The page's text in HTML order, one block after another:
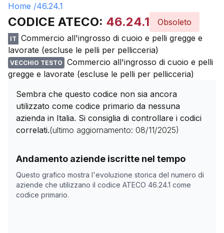
Home /46.24.1
CODICE ATECO: 46.24.1 Obsoleto
IT
Commercio all'ingrosso di cuoio e pelli gregge e
lavorate (escluse le pelli per pellicceria)
VECCHIO TESTO
Commercio all'ingrosso di cuoio e pelli
gregge e lavorate (escluse le pelli per pellicceria)
Sembra che questo codice non sia ancora
utilizzato come codice primario da nessuna
azienda in Italia. Si consiglia di controllare i codici
correlati.(ultimo aggiornamento: 08/11/2025)
Andamento aziende iscritte nel tempo
Questo grafico mostra l'evoluzione storica del numero di
aziende che utilizzano il codice ATECO 46.24.1 come
codice primario.
Storico numero di aziende con codice ATECO
Data rilevazione
05/04/2025
1439
21/05/2025